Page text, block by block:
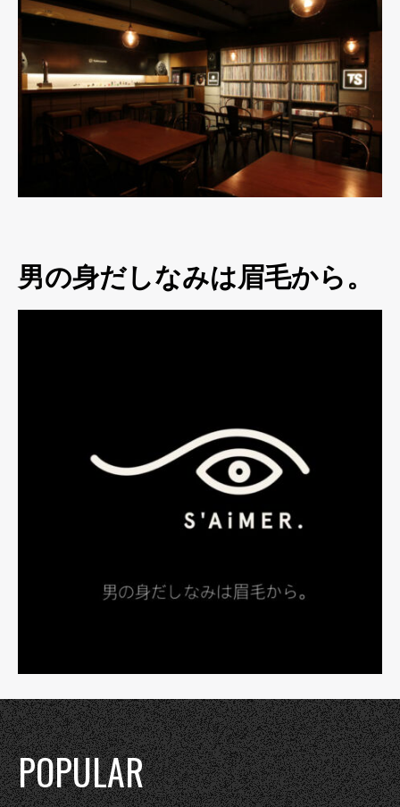
男の身だしなみは眉毛から。
POPULAR